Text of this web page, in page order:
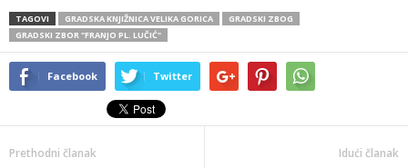
TAGOVI GRADSKA KNJIŽNICA VELIKA GORICA
GRADSKI ZBOG
GRADSKI ZBOR "FRANJO PL. LUČIĆ"
Facebook Twitter
Prethodni članak Idući članak